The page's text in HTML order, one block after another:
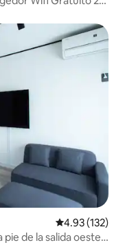
Calificación
4.93 (132)
pie de la salida oeste